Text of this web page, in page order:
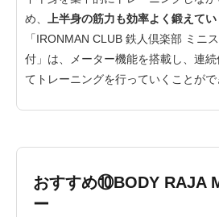
め、
上半身の筋力も効率よく鍛えて
「IRONMAN CLUB 鉄人倶楽部 ミニ
付」は、メーター機能を搭載し、連
てトレーニングを行っていくことがで
おすすめ⑩BODY RAJA
ー